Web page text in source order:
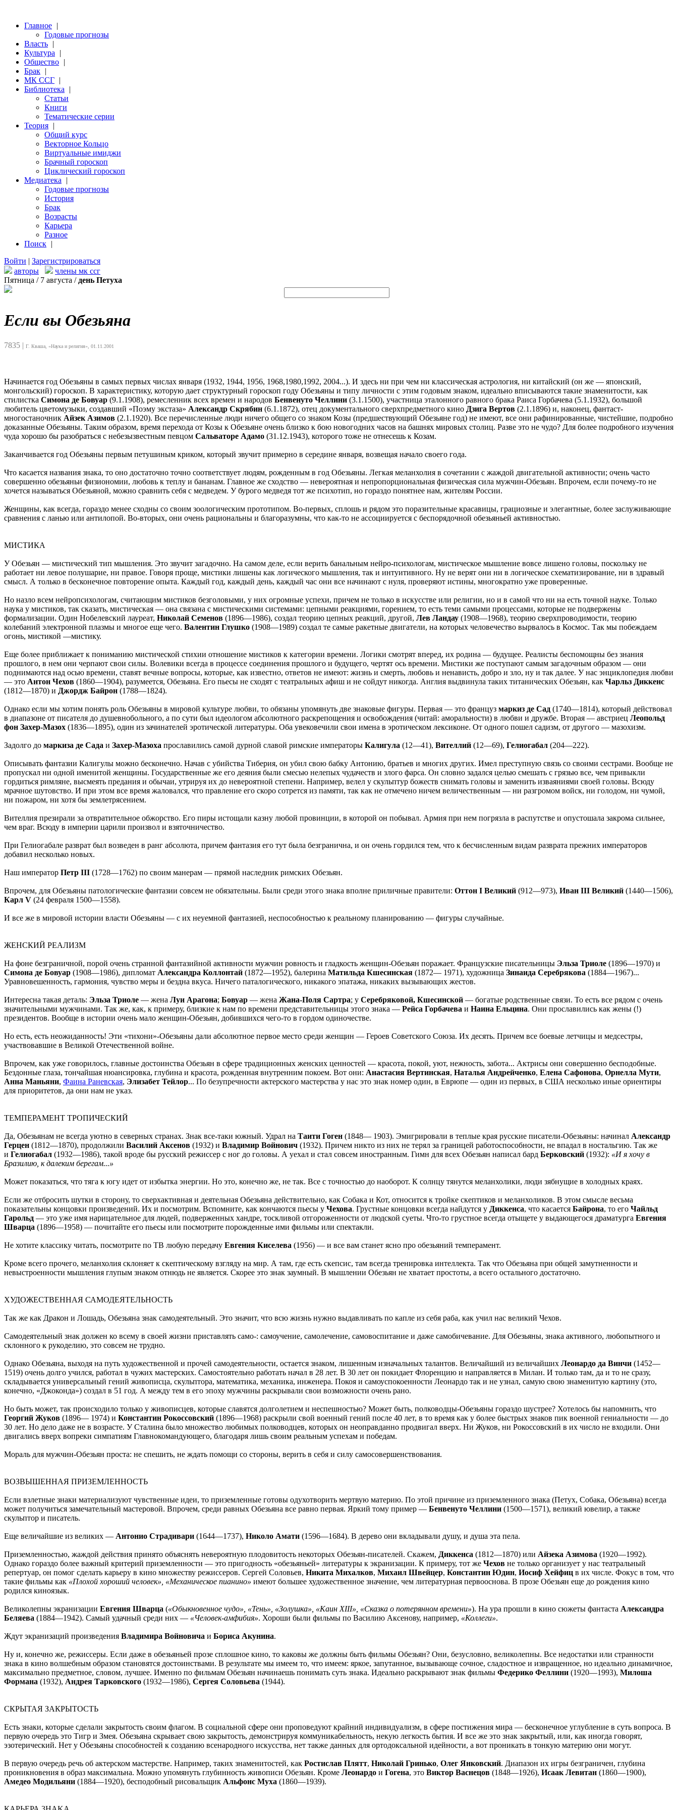
Главное |
Годовые прогнозы
Власть |
Культура
|
Общество |
Брак |
МК ССГ |
Библиотека
|
Статьи
Книги
Тематические серии
Теория |
Общий курс
Векторное Кольцо
Виртуальные имиджи
Брачный гороскоп
Циклический гороскоп
Медиатека
|
Годовые прогнозы
История
Брак
Возрасты
Карьера
Разное
Поиск |
Войти | Зарегистрироваться
авторы
члены мк ссг
Пятница / 7 августа / день Петуха
Если вы Обезьяна
7835 | Г. Кваша, «Наука и религия», 01.11.2001
Начинается год Обезьяны в самых первых числах января (1932, 1944, 1956, 1968,1980,1992, 2004...). И здесь ни при чем ни классическая астрология, ни китайский (он же — японский,
монгольский) гороскоп. В характеристику, которую дает структурный гороскоп году Обезьяны и типу личности с этим годовым знаком, идеально вписываются такие знаменитости, как
стилистка Симона де Бовуар (9.1.1908), ремесленник всех времен и народов Бенвенуто Челлини (3.1.1500), участница эталонного равного брака Раиса Горбачева (5.1.1932), большой
любитель цветомузыки, создавший «Поэму экстаза» Александр Скрябин (6.1.1872), отец документального сверхпредметного кино Дзига Вертов (2.1.1896) и, наконец, фантаст-
многостаночник Айзек Азимов (2.1.1920). Все перечисленные люди ничего общего со знаком Козы (предшествующий Обезьяне год) не имеют, все они рафинированные, чистейшие, подробно
доказанные Обезьяны. Таким образом, время перехода от Козы к Обезьяне очень близко к бою новогодних часов на башнях мировых столиц. Разве это не чудо? Для более подробного изучения
чуда хорошо бы разобраться с небезызвестным певцом Сальваторе Адамо (31.12.1943), которого тоже не отнесешь к Козам.
Заканчивается год Обезьяны первым петушиным криком, который звучит примерно в середине января, возвещая начало своего года.
Что касается названия знака, то оно достаточно точно соответствует людям, рожденным в год Обезьяны. Легкая меланхолия в сочетании с жаждой двигательной активности; очень часто
совершенно обезьяньи физиономии, любовь к теплу и бананам. Главное же сходство — невероятная и непропорциональная физическая сила мужчин-Обезьян. Впрочем, если почему-то не
хочется называться Обезьяной, можно сравнить себя с медведем. У бурого медведя тот же психотип, но гораздо понятнее нам, жителям России.
Женщины, как всегда, гораздо менее сходны со своим зоологическим прототипом. Во-первых, сплошь и рядом это поразительные красавицы, грациозные и элегантные, более заслуживающие
сравнения с ланью или антилопой. Во-вторых, они очень рациональны и благоразумны, что как-то не ассоциируется с беспорядочной обезьяньей активностью.
МИСТИКА
У Обезьян — мистический тип мышления. Это звучит загадочно. На самом деле, если верить банальным нейро-психологам, мистическое мышление вовсе лишено головы, поскольку не
работает ни левое полушарие, ни правое. Говоря проще, мистики лишены как логического мышления, так и интуитивного. Ну не верят они ни в логическое схематизирование, ни в здравый
смысл. А только в бесконечное повторение опыта. Каждый год, каждый день, каждый час они все начинают с нуля, проверяют истины, многократно уже проверенные.
Но назло всем нейропсихологам, считающим мистиков безголовыми, у них огромные успехи, причем не только в искусстве или религии, но и в самой что ни на есть точной науке. Только
наука у мистиков, так сказать, мистическая — она связана с мистическими системами: цепными реакциями, горением, то есть теми самыми процессами, которые не подвержены
формализации. Один Нобелевский лауреат, Николай Семенов (1896—1986), создал теорию цепных реакций, другой, Лев Ландау (1908—1968), теорию сверхпроводимости, теорию
колебаний электронной плазмы и многое еще чего. Валентин Глушко (1908—1989) создал те самые ракетные двигатели, на которых человечество вырвалось в Космос. Так мы побеждаем
огонь, мистикой —мистику.
Еще более приближает к пониманию мистической стихии отношение мистиков к категории времени. Логики смотрят вперед, их родина — будущее. Реалисты беспомощны без знания
прошлого, в нем они черпают свои силы. Волевики всегда в процессе соединения прошлого и будущего, чертят ось времени. Мистики же поступают самым загадочным образом — они
поднимаются над осью времени, ставят вечные вопросы, которые, как известно, ответов не имеют: жизнь и смерть, любовь и ненависть, добро и зло, ну и так далее. У нас энциклопедия любви
— это Антон Чехов (1860—1904), разумеется, Обезьяна. Его пьесы не сходят с театральных афиш и не сойдут никогда. Англия выдвинула таких титанических Обезьян, как Чарльз Диккенс
(1812—1870) и Джордж Байрон (1788—1824).
Однако если мы хотим понять роль Обезьяны в мировой культуре любви, то обязаны упомянуть две знаковые фигуры. Первая — это француз маркиз де Сад (1740—1814), который действовал
в диапазоне от писателя до душевнобольного, а по сути был идеологом абсолютного раскрепощения и освобождения (читай: аморальности) в любви и дружбе. Вторая — австриец Леопольд
фон Захер-Мазох (1836—1895), один из зачинателей эротической литературы. Оба увековечили свои имена в эротическом лексиконе. От одного пошел садизм, от другого — мазохизм.
Задолго до маркиза де Сада и Захер-Мазоха прославились самой дурной славой римские императоры Калигула (12—41), Вителлий (12—69), Гелиогабал (204—222).
Описывать фантазии Калигулы можно бесконечно. Начав с убийства Тиберия, он убил свою бабку Антонию, братьев и многих других. Имел преступную связь со своими сестрами. Вообще не
пропускал ни одной именитой женщины. Государственные же его деяния были смесью нелепых чудачеств и злого фарса. Он словно задался целью смешать с грязью все, чем привыкли
гордиться римляне, высмеять предания и обычаи, утрируя их до невероятной степени. Например, велел у скульптур божеств снимать головы и заменить изваяниями своей головы. Всюду
мрачное шутовство. И при этом все время жаловался, что правление его скоро сотрется из памяти, так как не отмечено ничем величественным — ни разгромом войск, ни голодом, ни чумой,
ни пожаром, ни хотя бы землетрясением.
Вителлия презирали за отвратительное обжорство. Его пиры истощали казну любой провинции, в которой он побывал. Армия при нем погрязла в распутстве и опустошала закрома сильнее,
чем враг. Всюду в империи царили произвол и взяточничество.
При Гелиогабале разврат был возведен в ранг абсолюта, причем фантазия его тут была безгранична, и он очень гордился тем, что к бесчисленным видам разврата прежних императоров
добавил несколько новых.
Наш император Петр III (1728—1762) по своим манерам — прямой наследник римских Обезьян.
Впрочем, для Обезьяны патологические фантазии совсем не обязательны. Были среди этого знака вполне приличные правители: Оттон I Великий (912—973), Иван III Великий (1440—1506),
Карл V (24 февраля 1500—1558).
И все же в мировой истории власти Обезьяны — с их неуемной фантазией, неспособностью к реальному планированию — фигуры случайные.
ЖЕНСКИЙ РЕАЛИЗМ
На фоне безграничной, порой очень странной фантазийной активности мужчин ровность и гладкость женщин-Обезьян поражает. Французские писательницы Эльза Триоле (1896—1970) и
Симона де Бовуар (1908—1986), дипломат Александра Коллонтай (1872—1952), балерина Матильда Кшесинская (1872— 1971), художница Зинаида Серебрякова (1884—1967)...
Уравновешенность, гармония, чувство меры и бездна вкуса. Ничего паталогического, никакого эпатажа, никаких вызывающих жестов.
Интересна такая деталь: Эльза Триоле — жена Луи Арагона; Бовуар — жена Жана-Поля Сартра; у Серебряковой, Кшесинской — богатые родственные связи. То есть все рядом с очень
значительными мужчинами. Так же, как, к примеру, близкие к нам по времени представительницы этого знака — Рейса Горбачева и Наина Ельцина. Они прославились как жены (!)
президентов. Вообще в истории очень мало женщин-Обезьян, добившихся чего-то в гордом одиночестве.
Но есть, есть неожиданность! Эти «тихони»-Обезьяны дали абсолютное первое место среди женщин — Героев Советского Союза. Их десять. Причем все боевые летчицы и медсестры,
участвовавшие в Великой Отечественной войне.
Впрочем, как уже говорилось, главные достоинства Обезьян в сфере традиционных женских ценностей — красота, покой, уют, нежность, забота... Актрисы они совершенно бесподобные.
Бездонные глаза, тончайшая нюансировка, глубина и красота, рожденная внутренним покоем. Вот они: Анастасия Вертинская, Наталья Андрейченко, Елена Сафонова, Орнелла Мути,
Анна Маньяни, Фаина Раневская, Элизабет Тейлор... По безупречности актерского мастерства у нас это знак номер один, в Еврюпе — один из первых, в США несколько иные ориентиры
для приоритетов, да они нам не указ.
ТЕМПЕРАМЕНТ ТРОПИЧЕСКИЙ
Да, Обезьянам не всегда уютно в северных странах. Знак все-таки южный. Удрал на Таити Гоген (1848— 1903). Эмигрировали в теплые края русские писатели-Обезьяны: начинал Александр
Герцен (1812—1870), продолжили Василий Аксенов (1932) и Владимир Войнович (1932). Причем никто из них не терял за границей работоспособности, не впадал в ностальгию. Так же
и Гелиогабал (1932—1986), такой вроде бы русский режиссер с ног до головы. А уехал и стал совсем иностранным. Гимн для всех Обезьян написал бард Берковский (1932): «И я хочу в
Бразилию, к далеким берегам...»
Может показаться, что тяга к югу идет от избытка энергии. Но это, конечно же, не так. Все с точностью до наоборот. К солнцу тянутся меланхолики, люди зябнущие в холодных краях.
Если же отбросить шутки в сторону, то сверхактивная и деятельная Обезьяна действительно, как Собака и Кот, относится к тройке скептиков и меланхоликов. В этом смысле весьма
показательны концовки произведений. Их и посмотрим. Вспомните, как кончаются пьесы у Чехова. Грустные концовки всегда найдутся у Диккенса, что касается Байрона, то его Чайльд
Гарольд — это уже имя нарицательное для людей, подверженных хандре, тоскливой отгороженности от людской суеты. Что-то грустное всегда отыщете у выдающегося драматурга Евгения
Шварца (1896—1958) — почитайте его пьесы или посмотрите порожденные ими фильмы или спектакли.
Не хотите классику читать, посмотрите по ТВ любую передачу Евгения Киселева (1956) — и все вам станет ясно про обезьяний темперамент.
Кроме всего прочего, меланхолия склоняет к скептическому взгляду на мир. А там, где есть скепсис, там всегда тренировка интеллекта. Так что Обезьяна при общей замутненности и
невыстроенности мышления глупым знаком отнюдь не является. Скорее это знак заумный. В мышлении Обезьян не хватает простоты, а всего остального достаточно.
ХУДОЖЕСТВЕННАЯ САМОДЕЯТЕЛЬНОСТЬ
Так же как Дракон и Лошадь, Обезьяна знак самодеятельный. Это значит, что всю жизнь нужно выдавливать по капле из себя раба, как учил нас великий Чехов.
Самодеятельный знак должен ко всему в своей жизни приставлять само-: самоучение, самолечение, самовоспитание и даже самобичевание. Для Обезьяны, знака активного, любопытного и
склонного к рукоделию, это совсем не трудно.
Однако Обезьяна, выходя на путь художественной и прочей самодеятельности, остается знаком, лишенным изначальных талантов. Величайший из величайших Леонардо да Винчи (1452—
1519) очень долго учился, работал в чужих мастерских. Самостоятельно работать начал в 28 лет. В 30 лет он покидает Флоренцию и направляется в Милан. И только там, да и то не сразу,
складывается универсальный гений живописца, скульптора, математика, механика, инженера. Покоя и самоуспокоенности Леонардо так и не узнал, самую свою знаменитую картину (это,
конечно, «Джоконда») создал в 51 год. А между тем в его эпоху мужчины раскрывали свои возможности очень рано.
Но быть может, так происходило только у живописцев, которые славятся долголетием и неспешностью? Может быть, полководцы-Обезьяны гораздо шустрее? Хотелось бы напомнить, что
Георгий Жуков (1896— 1974) и Константин Рокоссовский (1896—1968) раскрыли свой военный гений после 40 лет, в то время как у более быстрых знаков пик военной гениальности — до
30 лет. Но дело даже не в возрасте. У Сталина было множество любимых полководцев, которых он неоправданно продвигал вверх. Ни Жуков, ни Рокоссовский в их число не входили. Они
двигались вверх вопреки симпатиям Главнокомандующего, благодаря лишь своим реальным успехам и победам.
Мораль для мужчин-Обезьян проста: не спешить, не ждать помощи со стороны, верить в себя и силу самосовершенствования.
ВОЗВЫШЕННАЯ ПРИЗЕМЛЕННОСТЬ
Если взлетные знаки материализуют чувственные идеи, то приземленные готовы одухотворить мертвую материю. По этой причине из приземленного знака (Петух, Собака, Обезьяна) всегда
может получиться замечательный мастеровой. Впрочем, среди равных Обезьяна все равно первая. Яркий тому пример — Бенвенуто Челлини (1500—1571), великий ювелир, а также
скульптор и писатель.
Еще величайшие из великих — Антонио Страдивари (1644—1737), Николо Амати (1596—1684). В дерево они вкладывали душу, и душа эта пела.
Приземленностью, жаждой действия принято объяснять невероятную плодовитость некоторых Обезьян-писателей. Скажем, Диккенса (1812—1870) или Айзека Азимова (1920—1992).
Однако гораздо более важный критерий приземленности — это пригодность «обезьяньей» литературы к экранизации. К примеру, тот же Чехов не только организует у нас театральный
репертуар, он помог сделать карьеру в кино множеству режиссеров. Сергей Соловьев, Никита Михалков, Михаил Швейцер, Константин Юдин, Иосиф Хейфиц в их числе. Фокус в том, что
такие фильмы как «Плохой хороший человек», «Механическое пианино» имеют большее художественное значение, чем литературная первооснова. В прозе Обезьян еще до рождения кино
родился киноязык.
Великолепны экранизации Евгения Шварца («Обыкновенное чудо», «Тень», «Золушка», «Каин XIII», «Сказка о потерянном времени»). На ура прошли в кино сюжеты фантаста Александра
Беляева (1884—1942). Самый удачный среди них — «Человек-амфибия». Хороши были фильмы по Василию Аксенову, например, «Коллеги».
Ждут экранизаций произведения Владимира Войновича и Бориса Акунина.
Ну и, конечно же, режиссеры. Если даже в обезьяньей прозе сплошное кино, то каковы же должны быть фильмы Обезьян? Они, безусловно, великолепны. Все недостатки или странности
знака в кино волшебным образом становятся достоинствами. В результате мы имеем то, что имеем: яркое, запутанное, вызывающе сочное, сладостное и извращенное, но идеально динамичное,
максимально предметное, словом, лучшее. Именно по фильмам Обезьян начинаешь понимать суть знака. Идеально раскрывают знак фильмы Федерико Феллини (1920—1993), Милоша
Формана (1932), Андрея Тарковского (1932—1986), Сергея Соловьева (1944).
СКРЫТАЯ ЗАКРЫТОСТЬ
Есть знаки, которые сделали закрытость своим флагом. В социальной сфере они проповедуют крайний индивидуализм, в сфере постижения мира — бесконечное углубление в суть вопроса. В
первую очередь это Тигр и Змея. Обезьяна скрывает свою закрытость, демонстрируя коммуникабельность, некую легкость бытия. И все же это знак закрытый, или, как иногда говорят,
эзотерический. Нет у Обезьяны способностей к созданию всенародного искусства, нет также данных для ортодоксальной идейности, а вот проникать в тонкую материю они могут.
В первую очередь речь об актерском мастерстве. Например, таких знаменитостей, как Ростислав Плятт, Николай Гринько, Олег Янковский. Диапазон их игры безграничен, глубина
проникновения в образ максимальна. Можно упомянуть глубинность живописи Обезьян. Кроме Леонардо и Гогена, это Виктор Васнецов (1848—1926), Исаак Левитан (1860—1900),
Амедео Модильяни (1884—1920), бесподобный рисовальщик Альфонс Муха (1860—1939).